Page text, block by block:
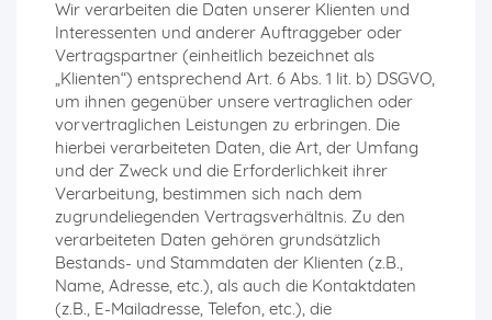
Wir verarbeiten die Daten unserer Klienten und
Interessenten und anderer Auftraggeber oder
Vertragspartner (einheitlich bezeichnet als
„Klienten“) entsprechend Art. 6 Abs. 1 lit. b) DSGVO,
um ihnen gegenüber unsere vertraglichen oder
vorvertraglichen Leistungen zu erbringen. Die
hierbei verarbeiteten Daten, die Art, der Umfang
und der Zweck und die Erforderlichkeit ihrer
Verarbeitung, bestimmen sich nach dem
zugrundeliegenden Vertragsverhältnis. Zu den
verarbeiteten Daten gehören grundsätzlich
Bestands- und Stammdaten der Klienten (z.B.,
Name, Adresse, etc.), als auch die Kontaktdaten
(z.B., E-Mailadresse, Telefon, etc.), die